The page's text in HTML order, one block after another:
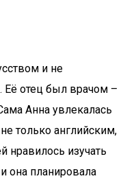
и не
Её отец был врачом –
Анна увлекалась
только английским,
нравилось изучать
она планировала